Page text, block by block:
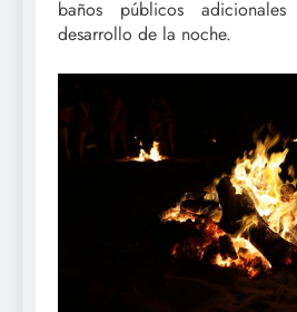
baños públicos
desarrollo de la noche.